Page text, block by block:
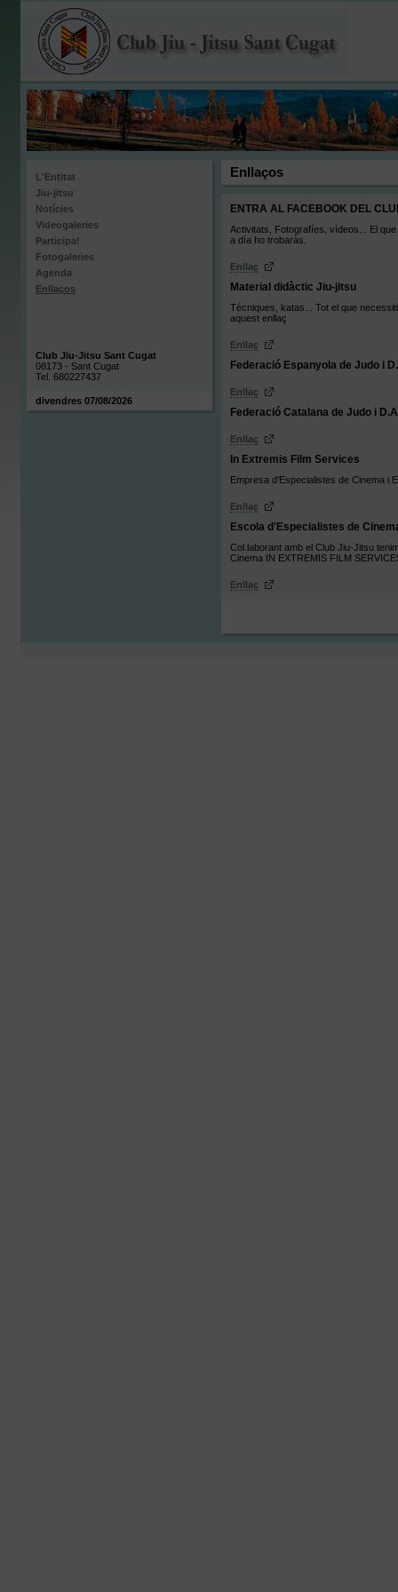
L'Entitat
Jiu-jitsu
Notícies
Videogaleries
Participa!
Fotogaleries
Agenda
Enllaços
Club Jiu-Jitsu Sant Cugat
08173 - Sant Cugat
Tel. 680227437
divendres 07/08/2026
Enllaços
ENTRA AL FACEBOOK DEL
Activitats, Fotografíes, vídeos... El
a día ho trobaràs.
Enllaç
Material didàctic Jiu-jitsu
Técniques, katas... Tot el que
aquest enllaç
Enllaç
Federació Espanyola de Judo i
Enllaç
Federació Catalana de Judo i D.A
Enllaç
In Extremis Film Services
Empresa d'Especialistes de Cinema i
Enllaç
Escola d'Especialistes de
Col.laborant amb el Club Jiu-Jitsu
Cinema IN EXTREMIS FILM
Enllaç